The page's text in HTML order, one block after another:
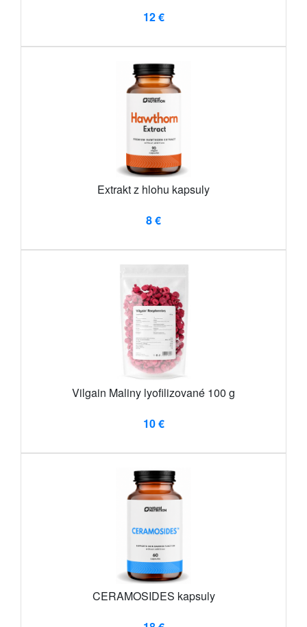
12 €
Extrakt z hlohu kapsuly
8 €
Vilgain Maliny lyofilizované 100 g
10 €
CERAMOSIDES kapsuly